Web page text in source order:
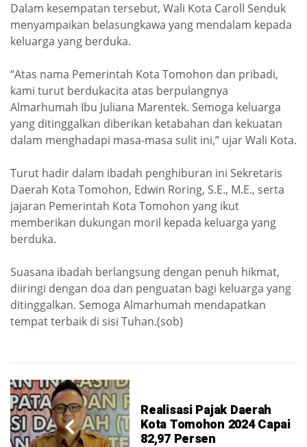
Dalam kesempatan tersebut, Wali Kota Caroll Senduk
menyampaikan belasungkawa yang mendalam kepada
keluarga yang berduka.
“Atas nama Pemerintah Kota Tomohon dan pribadi,
kami turut berdukacita atas berpulangnya
Almarhumah Ibu Juliana Marentek. Semoga keluarga
yang ditinggalkan diberikan ketabahan dan kekuatan
dalam menghadapi masa-masa sulit ini,” ujar Wali Kota.
Turut hadir dalam ibadah penghiburan ini Sekretaris
Daerah Kota Tomohon, Edwin Roring, S.E., M.E., serta
jajaran Pemerintah Kota Tomohon yang ikut
memberikan dukungan moril kepada keluarga yang
berduka.
Suasana ibadah berlangsung dengan penuh hikmat,
diiringi dengan doa dan penguatan bagi keluarga yang
ditinggalkan. Semoga Almarhumah mendapatkan
tempat terbaik di sisi Tuhan.(sob)
Realisasi Pajak Daerah
Kota Tomohon 2024 Capai
82,97 Persen